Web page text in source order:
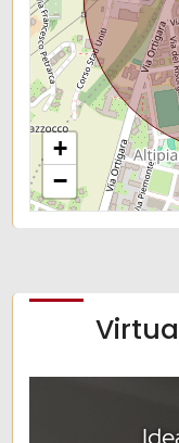
+
−